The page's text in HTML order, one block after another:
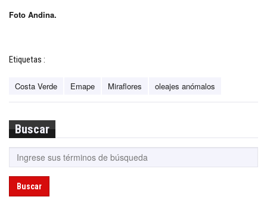
Foto Andina.
Etiquetas :
Costa Verde Emape Miraflores oleajes anómalos
Buscar
Buscar